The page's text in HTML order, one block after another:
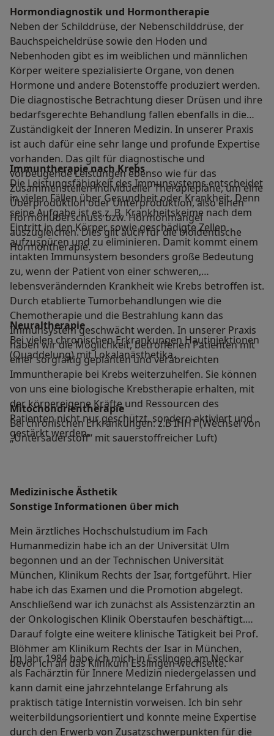
Hormondiagnostik und Hormontherapie
Neben der Schilddrüse, der Nebenschilddrüse, der
Bauchspeicheldrüse sowie den Hoden und
Nebenhoden gibt es im weiblichen und männlichen
Körper weitere spezialisierte Organe, von denen
Hormone und andere Botenstoffe produziert werden.
Die diagnostische Betrachtung dieser Drüsen und ihre
bedarfsgerechte Behandlung fallen ebenfalls in die
Zuständigkeit der Inneren Medizin. In unserer Praxis
ist auch dafür eine sehr lange und profunde Expertise
vorhanden. Das gilt für diagnostische und
vorbeugende Leistungen ebenso wie für das
Zusammenstellen individueller Therapiepläne, um eine
Überproduktion oder Unterproduktion, also einen
Hormonüberschuss bzw. Hormonmangel
auszugleichen. Dies gilt auch für die bioidentische
Hormontherapie.
Immuntherapie nach Krebs
Die Leistungsfähigkeit des Immunsystems entscheidet
in vielen Fällen über Gesundheit oder Krankheit. Denn
seine Aufgabe ist es,z. B. Krankheitskeime nach dem
Eintritt in den Körper sowie geschädigte Zellen
aufzuspüren und zu eliminieren. Damit kommt einem
intakten Immunsystem besonders große Bedeutung
zu, wenn der Patient von einer schweren,
lebensverändernden Krankheit wie Krebs betroffen ist.
Durch etablierte Tumorbehandlungen wie die
Chemotherapie und die Bestrahlung kann das
Immunsystem geschwächt werden. In unserer Praxis
haben wir die Möglichkeit, betroffenen Patienten mit
einer sorgfältig geplanten und verabreichten
Immuntherapie bei Krebs weiterzuhelfen. Sie können
von uns eine biologische Krebstherapie erhalten, mit
der körpereigene Kräfte und Ressourcen des
Patienten nicht nur geschützt, sondern aktiviert und
gestärkt werden.
Neuraltherapie
Bei vielen chronischen Erkrankungen Hautinjektionen
(Quaddelung) mit Lokalanästhetika.
Mitochondrientherapie
Bei chronischen Erkrankungen: z.B IHHT (Wechsel von
„Untersauerstoff“ mit sauerstoffreicher Luft)
Medizinische Ästhetik
Sonstige Informationen über mich
Mein ärztliches Hochschulstudium im Fach
Humanmedizin habe ich an der Universität Ulm
begonnen und an der Technischen Universität
München, Klinikum Rechts der Isar, fortgeführt. Hier
habe ich das Examen und die Promotion abgelegt.
Anschließend war ich zunächst als Assistenzärztin an
der Onkologischen Klinik Oberstaufen beschäftigt.
Darauf folgte eine weitere klinische Tätigkeit bei Prof.
Blöhmer am Klinikum Rechts der Isar in München,
bevor ich an das Klinikum Esslingen wechselte.
Im Jahr 1984 habe ich mich in Esslingen am Neckar
als Fachärztin für Innere Medizin niedergelassen und
kann damit eine jahrzehntelange Erfahrung als
praktisch tätige Internistin vorweisen. Ich bin sehr
weiterbildungsorientiert und konnte meine Expertise
durch den Erwerb von Zusatzschwerpunkten für die